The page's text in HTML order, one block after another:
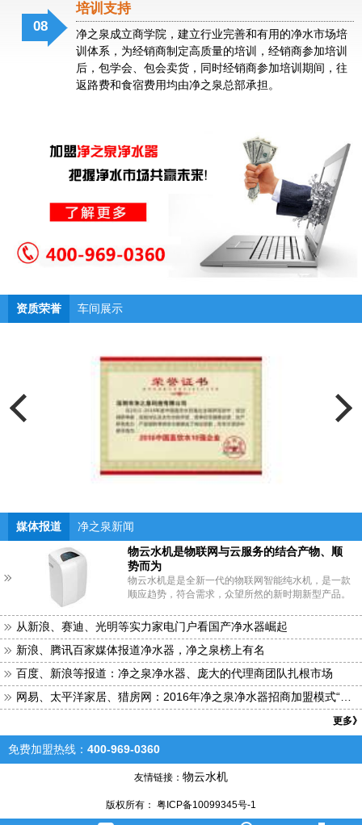
机
08
培训支持
净之泉成立商学院，建立行业完善和有用的净水市场培
训体系，为经销商制定高质量的培训，经销商参加培训
后，包学会、包会卖货，同时经销商参加培训期间，往
返路费和食宿费用均由净之泉总部承担。
资质荣誉 车间展示
媒体报道
净之泉新闻
物云水机是物联网与云服务的结合产物、顺
势而为
物云水机是是全新一代的物联网智能纯水机，是一款
顺应趋势，符合需求，众望所然的新时期新型产品。
从新浪、赛迪、光明等实力家电门户看国产净水器崛起
新浪、腾讯百家媒体报道净水器，净之泉榜上有名
百度、新浪等报道：净之泉净水器、庞大的代理商团队扎根市场
网易、太平洋家居、猎房网：2016年净之泉净水器招商加盟模式“接
地气”
更多》
免费加盟热线： 400-969-0360
友情链接： 物云水机
版权所有： 粤ICP备10099345号-1